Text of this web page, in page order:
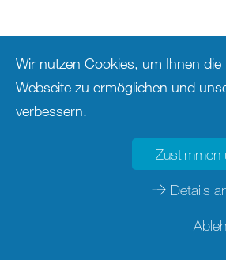
Wir nutzen Cookies, um Ihnen
Webseite zu ermöglichen und
verbessern.
Zustimmen
Details